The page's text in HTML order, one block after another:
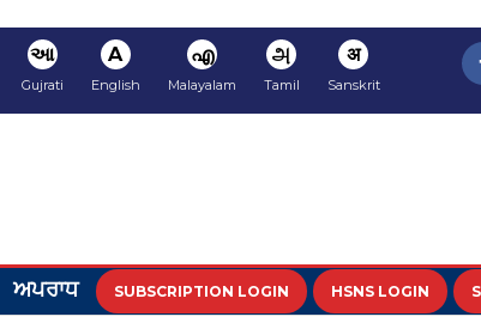
આ
Gujrati
A
English
എ
Malayalam
அ
Tamil
अ
Sanskrit
ਅਪਰਾਧ SUBSCRIPTION LOGIN HSNS LOGIN